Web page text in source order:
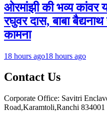
ओरमांझी की भव्य कांवर
रघुवर दास, बाबा
कामना
18 hours ago18 hours ago
Contact Us
Corporate Office: Savitri
Road,Karamtoli,Ranchi 834001